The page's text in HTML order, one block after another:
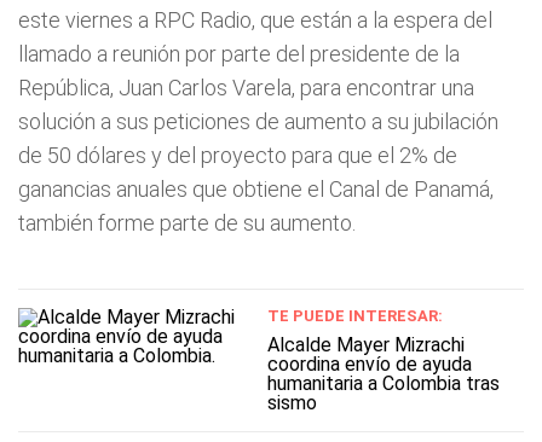
este viernes a RPC Radio, que están a la espera del
llamado a reunión por parte del presidente de la
República, Juan Carlos Varela, para encontrar una
solución a sus peticiones de aumento a su jubilación
de 50 dólares y del proyecto para que el 2% de
ganancias anuales que obtiene el Canal de Panamá,
también forme parte de su aumento.
TE PUEDE INTERESAR:
Alcalde Mayer Mizrachi
coordina envío de ayuda
humanitaria a Colombia tras
sismo